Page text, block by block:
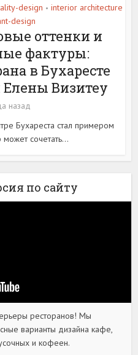
design • interior architecture
design
оттенки и
фактуры:
в Бухаресте
Визитеу
назад
Бухареста стал примером
может сочетать...
по сайту
ресторанов! Мы
варианты дизайна кафе,
и кофеен.